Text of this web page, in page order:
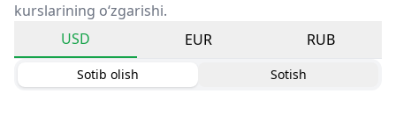
kurslarining o‘zgarishi.
USD
EUR RUB
Sotib olish Sotish